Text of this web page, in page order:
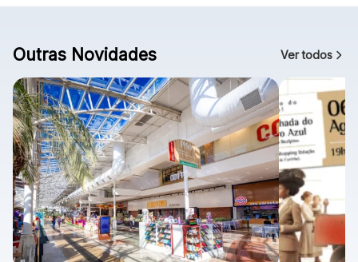
Outras Novidades Ver todos